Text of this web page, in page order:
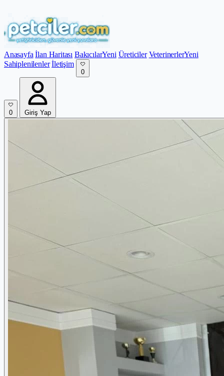
Anasayfa İlan Haritası BakıcılarYeni Üreticiler VeterinerlerYeni
Sahiplenilenler İletişim
0
0 Giriş Yap